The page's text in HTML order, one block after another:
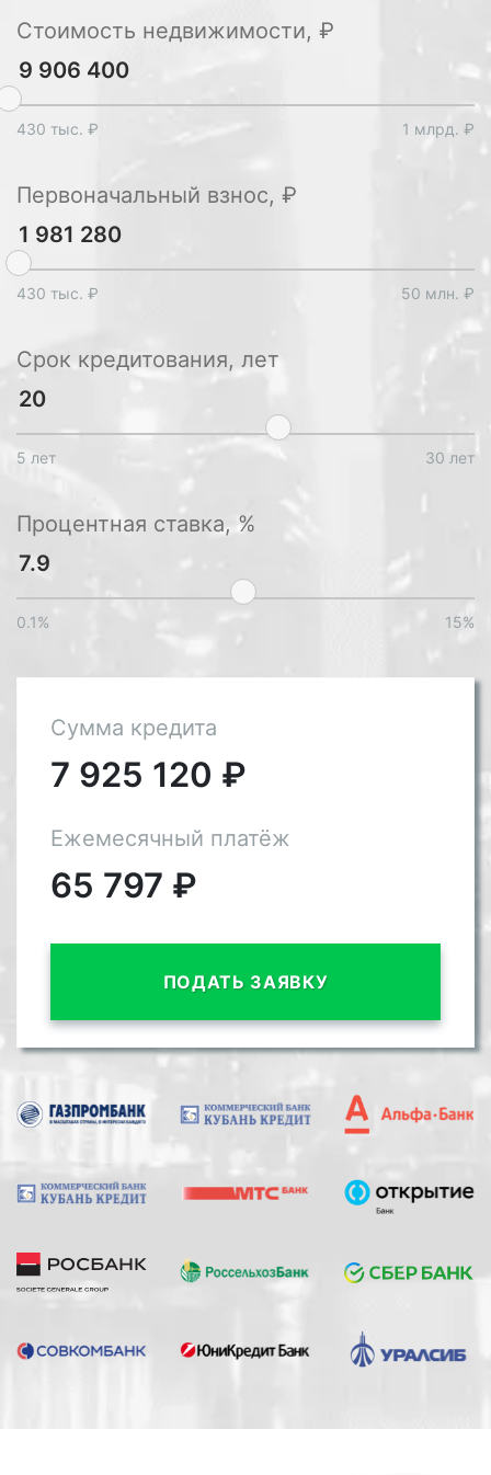
Стоимость недвижимости, ₽
430 тыс. ₽ 1 млрд. ₽
Первоначальный взнос, ₽
430 тыс. ₽ 50 млн. ₽
Срок кредитования, лет
5 лет 30 лет
Процентная ставка, %
0.1% 15%
Сумма кредита
7 925 120 ₽
Ежемесячный платёж
65 797 ₽
ПОДАТЬ ЗАЯВКУ